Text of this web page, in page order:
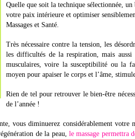
Quelle que soit la technique sélectionnée,
votre paix intérieure et optimiser
Massages et Santé.
Très nécessaire contre la tension, les
les difficultés de la respiration, mais
musculaires, voire la susceptibilité ou la
moyen pour apaiser le corps et l’âme,
Rien de tel pour retrouver le bien-être
de l’année !
vous diminuerez considérablement
de la peau, le massage permettra